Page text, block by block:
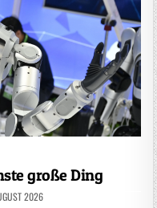
große Ding
2026